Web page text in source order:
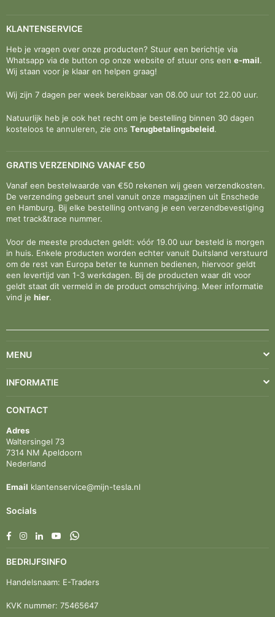
KLANTENSERVICE
Heb je vragen over onze producten? Stuur een berichtje via
Whatsapp via de button op onze website of stuur ons een e-mail.
Wij staan voor je klaar en helpen graag!
Wij zijn 7 dagen per week bereikbaar van 08.00 uur tot 22.00 uur.
Natuurlijk heb je ook het recht om je bestelling binnen 30 dagen
kosteloos te annuleren, zie ons Terugbetalingsbeleid.
GRATIS VERZENDING VANAF €50
Vanaf een bestelwaarde van €50 rekenen wij geen verzendkosten.
De verzending gebeurt snel vanuit onze magazijnen uit Enschede
en Hamburg. Bij elke bestelling ontvang je een verzendbevestiging
met track&trace nummer.
Voor de meeste producten geldt: vóór 19.00 uur besteld is morgen
in huis. Enkele producten worden echter vanuit Duitsland verstuurd
om de rest van Europa beter te kunnen bedienen, hiervoor geldt
een levertijd van 1-3 werkdagen. Bij de producten waar dit voor
geldt staat dit vermeld in de product omschrijving. Meer informatie
vind je hier.
MENU
INFORMATIE
CONTACT
Adres
Waltersingel 73
7314 NM Apeldoorn
Nederland
Email klantenservice@mijn-tesla.nl
Socials
FacebookInstagram
LinkedinYouTubeWhatsapp
BEDRIJFSINFO
Handelsnaam: E-Traders
KVK nummer: 75465647